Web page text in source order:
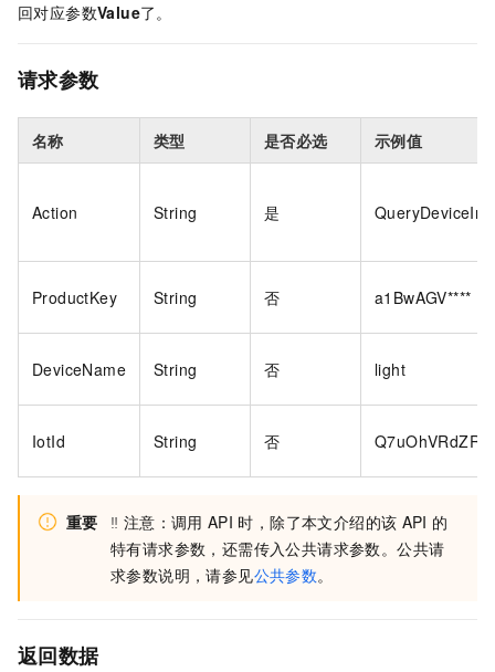
回对应参数Value了。
请求参数
名称 类型 是否必选 示例值
Action String 是
ProductKey String 否 a1BwAGV****
DeviceName String 否 light
IotId String 否
重要 ‼️ 注意：调用 API 时，除了本文介绍的该 API 的
特有请求参数，还需传入公共请求参数。公共请
求参数说明，请参见公共参数。
返回数据